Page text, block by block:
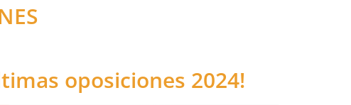
oposiciones 2024!